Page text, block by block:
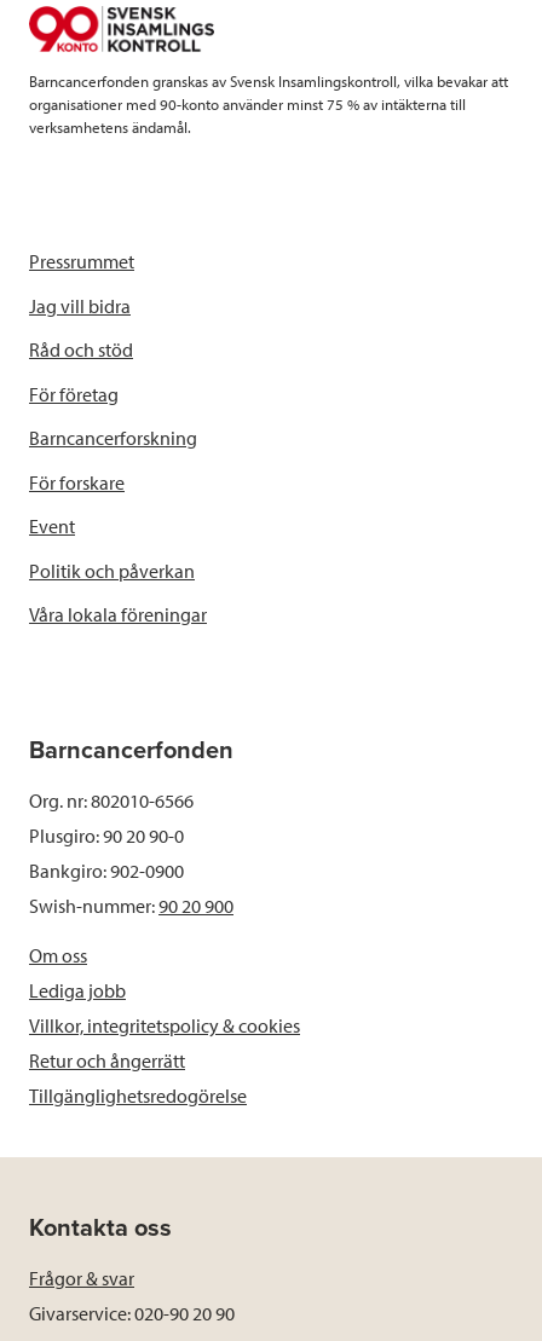
k
Barncancerfonden granskas av Svensk Insamlingskontroll, vilka bevakar att
organisationer med 90-konto använder minst 75 % av intäkterna till
verksamhetens ändamål.
Pressrummet
Jag vill bidra
Råd och stöd
För företag
Barncancerforskning
För forskare
Event
Politik och påverkan
Våra lokala föreningar
Barncancerfonden
Org. nr: 802010-6566
Plusgiro: 90 20 90-0
Bankgiro: 902-0900
Swish-nummer:90 20 900
Om oss
Lediga jobb
Villkor, integritetspolicy & cookies
Retur och ångerrätt
Tillgänglighetsredogörelse
Kontakta oss
Frågor & svar
Givarservice: 020-90 20 90